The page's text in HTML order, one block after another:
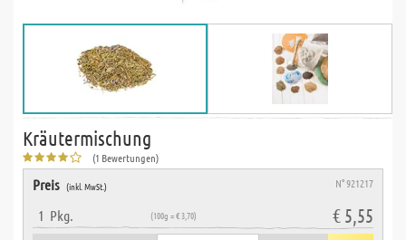
Kräutermischung
(1 Bewertungen)
Preis (inkl. MwSt.) N° 921217
1 Pkg. (100g = € 3,70) € 5,55